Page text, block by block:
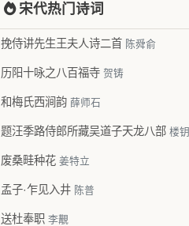
宋代热门诗词
挽侍讲先生王夫人诗二首 陈舜俞
历阳十咏之八百福寺 贺铸
和梅氏西涧韵 薛师石
题汪季路侍郎所藏吴道子天龙八部 楼钥
废桑畦种花 姜特立
孟子·乍见入井 陈普
送杜奉职 李覯